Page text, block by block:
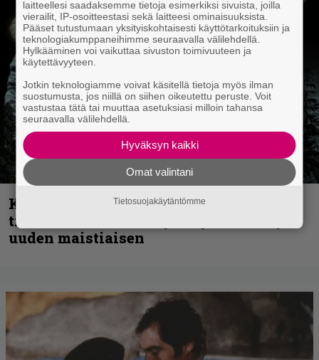
Kokoonpanonsa uudistanut Sleep
tiedottaa uudesta levystä, julkaisi myös
uuden maistiaisen
laitteellesi saadaksemme tietoja esimerkiksi sivuista, joilla
vierailit, IP-osoitteestasi sekä laitteesi ominaisuuksista.
Pääset tutustumaan yksityiskohtaisesti käyttötarkoituksiin ja
teknologiakumppaneihimme seuraavalla välilehdellä.
Hylkääminen voi vaikuttaa sivuston toimivuuteen ja
käytettävyyteen.
Jotkin teknologiamme voivat käsitellä tietoja myös ilman
suostumusta, jos niillä on siihen oikeutettu peruste. Voit
vastustaa tätä tai muuttaa asetuksiasi milloin tahansa
seuraavalla välilehdellä.
Hyväksyn kaikki
Omat valintani
Tietosuojakäytäntömme